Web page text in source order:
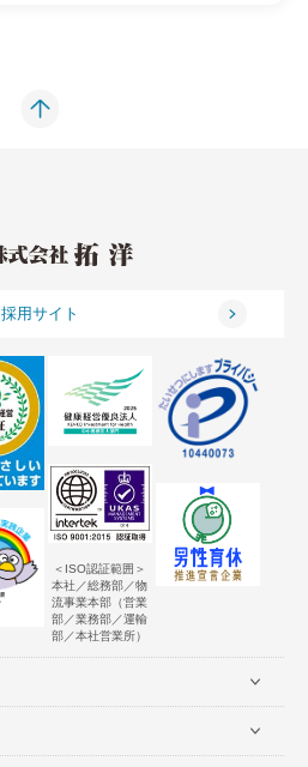
採用サイト
＜ISO認証範囲＞
本社／総務部／物
流事業本部（営業
部／業務部／運輸
部／本社営業所）